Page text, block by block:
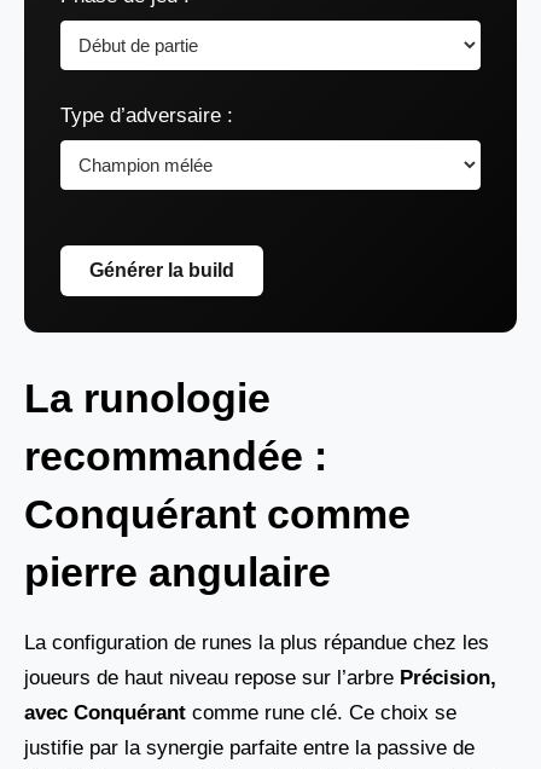
Type d’adversaire :
Générer la build
La runologie
recommandée :
Conquérant comme
pierre angulaire
La configuration de runes la plus répandue chez les
joueurs de haut niveau repose sur l’arbre Précision,
avec Conquérant comme rune clé. Ce choix se
justifie par la synergie parfaite entre la passive de